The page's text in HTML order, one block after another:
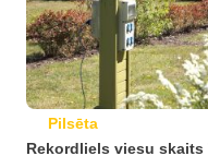
Pilsēta
Rekordliels viesu